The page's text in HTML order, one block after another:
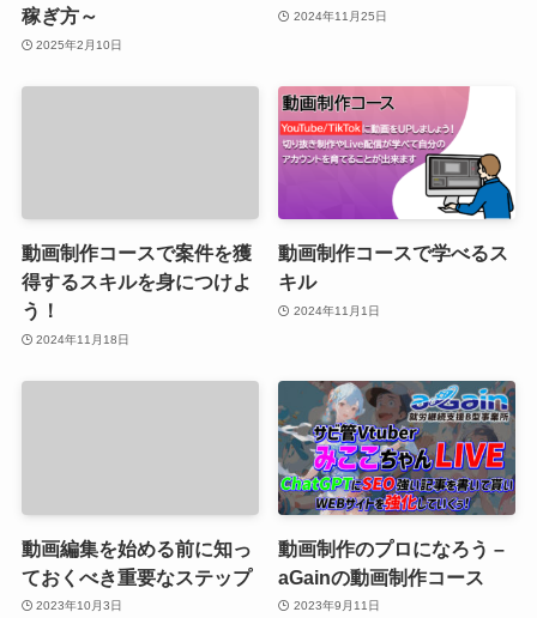
稼ぎ方～
2025年2月10日
2024年11月25日
動画制作コースで案件を獲
得するスキルを身につけよ
う！
2024年11月18日
動画制作コースで学べるス
キル
2024年11月1日
動画編集を始める前に知っ
ておくべき重要なステップ
2023年10月3日
動画制作のプロになろう –
aGainの動画制作コース
2023年9月11日